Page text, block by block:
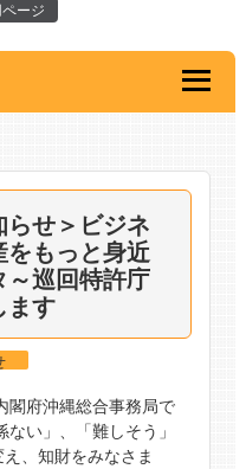
ージ
らせ＞ビジネ
をもっと身近
～巡回特許庁
ます
閣府沖縄総合事務局で
い」、「難しそう」
え、知財をみなさま